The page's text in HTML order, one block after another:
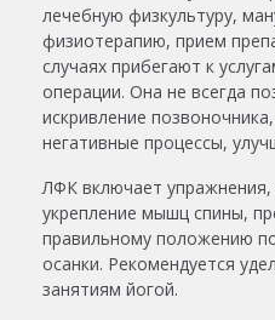
лечебную физкультуру,
физиотерапию, прием
случаях прибегают к
операции. Она не всегда
искривление
негативные процессы,
ЛФК включает
укрепление мышц спины,
правильному положению
осанки. Рекомендуется
занятиям йогой.